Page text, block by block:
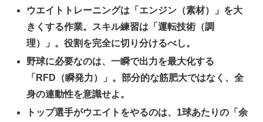
ウエイトトレーニングは「エンジン（素材）」を大
きくする作業。スキル練習は「運転技術（調
理）」。役割を完全に切り分けるべし。
野球に必要なのは、一瞬で出力を最大化する
「RFD（瞬発力）」。部分的な筋肥大ではなく、全
身の連動性を意識せよ。
トップ選手がウエイトをやるのは、1球あたりの「余